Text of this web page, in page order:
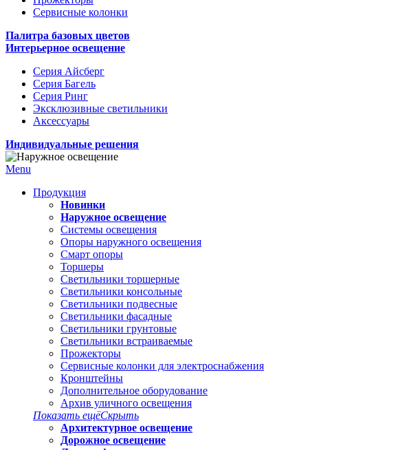
Сервисные колонки
Палитра базовых цветов
Интерьерное освещение
Серия Айсберг
Серия Багель
Серия Ринг
Эксклюзивные светильники
Аксессуары
Индивидуальные решения
Menu
Продукция
Новинки
Наружное освещение
Системы освещения
Опоры наружного освещения
Смарт опоры
Торшеры
Светильники торшерные
Светильники консольные
Светильники подвесные
Светильники фасадные
Светильники грунтовые
Светильники встраиваемые
Прожекторы
Сервисные колонки для электроснабжения
Кронштейны
Дополнительное оборудование
Архив уличного освещения
Показать ещёСкрыть
Архитектурное освещение
Дорожное освещение